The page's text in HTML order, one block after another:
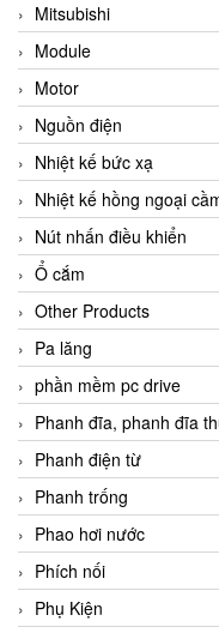
Mitsubishi
Module
Motor
Nguồn điện
Nhiệt kế bức xạ
Nhiệt kế hồng ngoại
Nút nhấn điều khiển
Ổ cắm
Other Products
Pa lăng
phần mềm pc drive
Phanh đĩa, phanh đĩa
Phanh điện từ
Phanh trống
Phao hơi nước
Phích nối
Phụ Kiện